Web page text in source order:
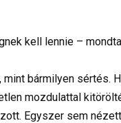
kell lennie –
mint bármilyen sértés.
mozdulattal
Egyszer sem